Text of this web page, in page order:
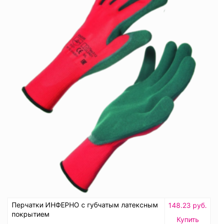
Перчатки ИНФЕРНО с губчатым латексным
покрытием
148.23 руб.
Купить